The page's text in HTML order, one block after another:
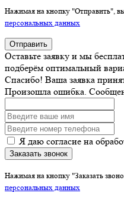
Нажимая на кнопку "Отправить",
персональных данных
Отправить
Оставьте заявку и мы
подберём оптимальный
Спасибо! Ваша заявка
Произошла ошибка.
Я даю согласие на
Заказать звонок
Нажимая на кнопку "Заказать
персональных данных